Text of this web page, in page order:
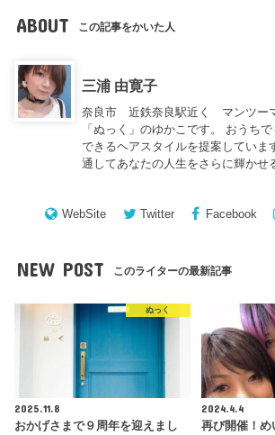
ABOUT この記事をかいた人
三浦 由寛子
奈良市 近鉄奈良駅近く マンツー
「ぬっく」のゆかこです。 おうち
できるヘアスタイルを提案していま
通してあなたの人生をさらに輝かせ
WebSite Twitter Facebook
NEW POST このライターの最新記事
ぬっく
2025.11.8
おかげさまで９周年を迎えまし
2024.4.4
再び開催！め